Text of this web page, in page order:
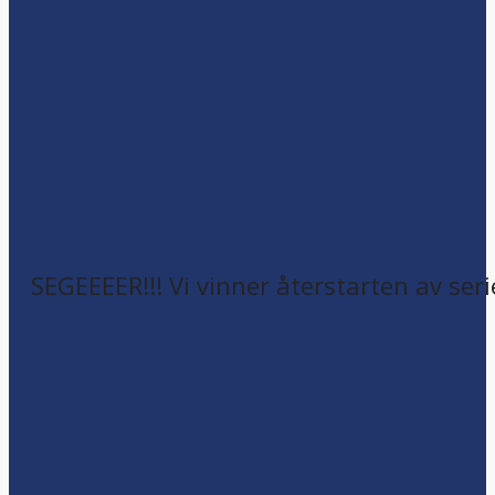
SEGEEEER!!! Vi vinner återstarten av